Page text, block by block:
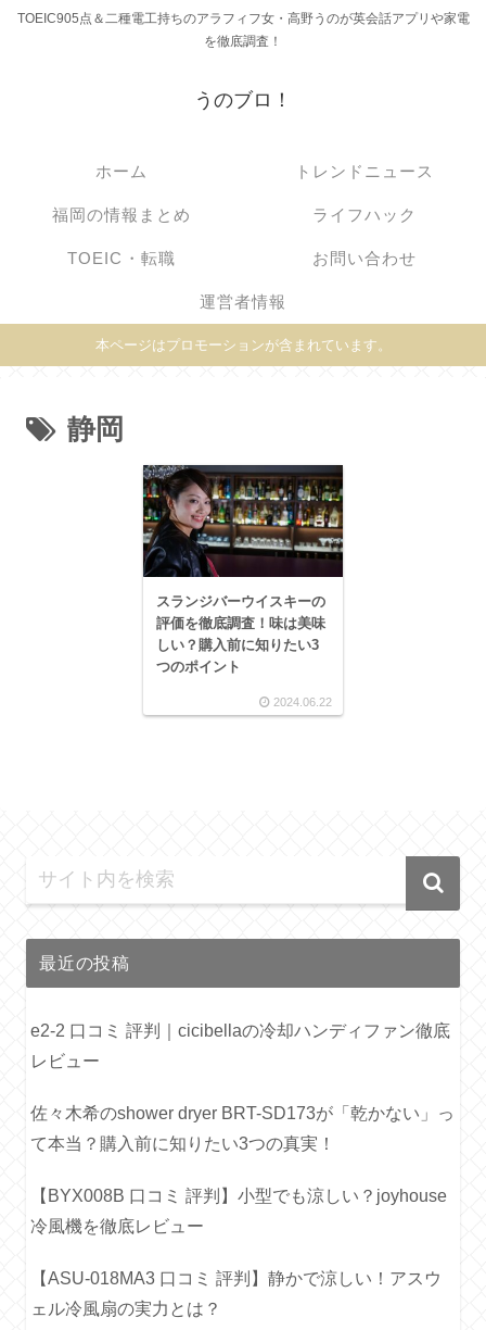
TOEIC905点＆二種電工持ちのアラフィフ女・高野うのが英会話アプリや家電
を徹底調査！
うのブロ！
ホーム トレンドニュース
福岡の情報まとめ ライフハック
TOEIC・転職 お問い合わせ
運営者情報
本ページはプロモーションが含まれています。
静岡
スランジバーウイスキーの
評価を徹底調査！味は美味
しい？購入前に知りたい3
つのポイント
2024.06.22
最近の投稿
e2-2 口コミ 評判｜cicibellaの冷却ハンディファン徹底
レビュー
佐々木希のshower dryer BRT-SD173が「乾かない」っ
て本当？購入前に知りたい3つの真実！
【BYX008B 口コミ 評判】小型でも涼しい？joyhouse
冷風機を徹底レビュー
【ASU-018MA3 口コミ 評判】静かで涼しい！アスウ
ェル冷風扇の実力とは？